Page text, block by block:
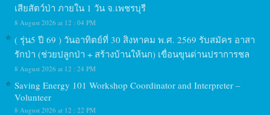
เสียสัตว์ป่า ภายใน 1 วัน จ.เพชรบุรี
8 August 2026 at 12 : 04 PM
( รุ่น5 ปี 69 ) วันอาทิตย์ที่ 30 สิงหาคม พ.ศ. 2569 รับสมัคร อาสา
รักป่า (ช่วยปลูกป่า + สร้างบ้านให้นก) เขื่อนขุนด่านปราการชล
8 August 2026 at 12 : 24 PM
Saving Energy 101 Workshop Coordinator and Interpreter –
Volunteer
8 August 2026 at 12 : 22 PM